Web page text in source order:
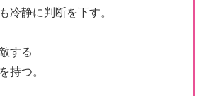
冷静に判断を下す。
する
持つ。